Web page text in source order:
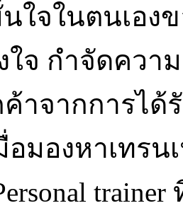
ใจในตนเอง
ใจ กำจัดคว
าจากการได้
อมองหาเทร